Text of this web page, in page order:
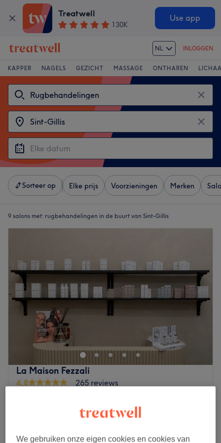
Treatwell
130K
Use app
NL INLOGGEN
KAPPER NAGELS GEZICHT MASSAGE ONTHAREN
Sorteer op Elke prijs Voorzieningen Merken
9 salons met: rugbehandelingen in de buurt van Sint-Gillis
La Maison Fezzali
4,8
265 reviews
Peeling du dos Mesoestetic - Prix 120€
We gebruiken onze eigen cookies en cookies van